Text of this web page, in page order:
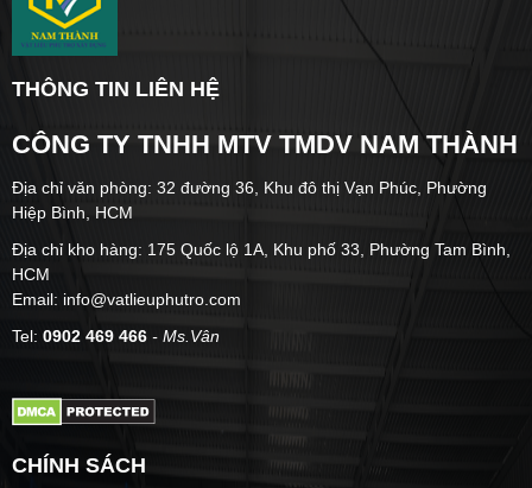
THÔNG TIN LIÊN HỆ
CÔNG TY TNHH MTV TMDV NAM THÀNH
Địa chỉ văn phòng: 32 đường 36, Khu đô thị Vạn Phúc, Phường
Hiệp Bình, HCM
Địa chỉ kho hàng: 175 Quốc lộ 1A, Khu phố 33, Phường Tam Bình,
HCM
Email: info@vatlieuphutro.com
Tel: 0902 469 466 - Ms.Vân
CHÍNH SÁCH